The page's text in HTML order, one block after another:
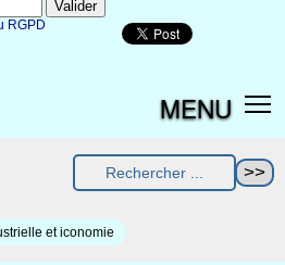
RGPD
MENU
et iconomie